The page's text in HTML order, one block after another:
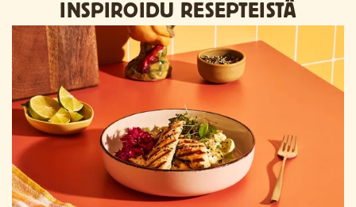
INSPIROIDU RESEPTEISTÄ